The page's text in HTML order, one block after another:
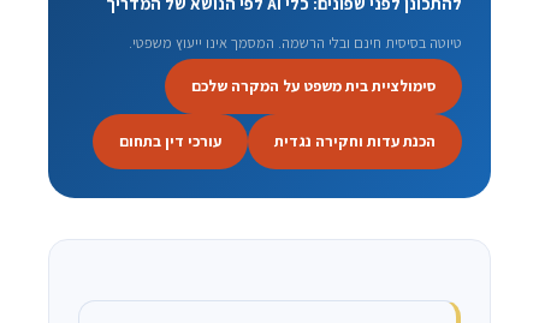
טיוטה בסיסית חינם ובלי הרשמה. המסמך אינו ייעוץ משפטי.
סימולציית בית משפט על המקרה שלכם
הכנת עדות וחקירה נגדית עורכי דין בתחום